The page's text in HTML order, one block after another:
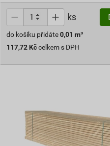
ks
do košíku přidáte 0,01 m³
117,72 Kč celkem s DPH